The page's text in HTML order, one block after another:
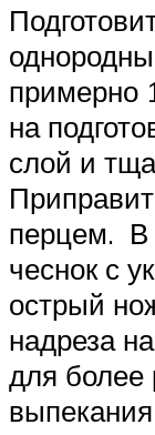
примерно
на
слой и
перцем. В
чеснок с
острый
надреза
для более